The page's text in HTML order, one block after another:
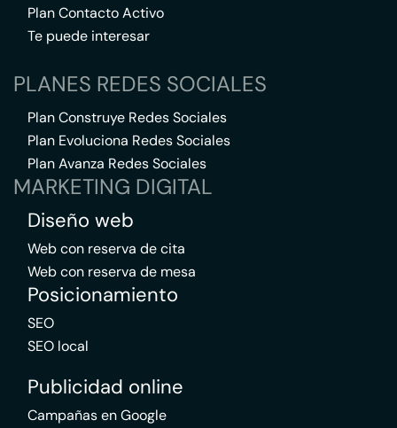
Plan Contacto Activo
Te puede interesar
PLANES REDES SOCIALES
Plan Construye Redes Sociales
Plan Evoluciona Redes Sociales
Plan Avanza Redes Sociales
MARKETING DIGITAL
Diseño web
Web con reserva de cita
Web con reserva de mesa
Posicionamiento
SEO
SEO local
Publicidad online
Campañas en Google